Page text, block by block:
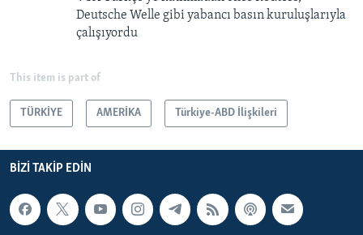
Deutsche Welle gibi yabancı basın kuruluşlarıyla
çalışıyordu
This item is part of
TÜRKİYE AMERİKA Türkiye-ABD İlişkileri
BIZI TAKIP EDIN